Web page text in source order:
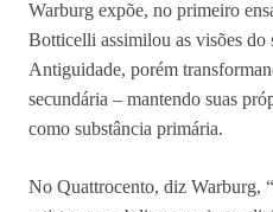
Warburg expõe, no primeiro
Botticelli assimilou as visões do
Antiguidade, porém
secundária – mantendo suas
como substância primária.
No Quattrocento, diz Warburg,